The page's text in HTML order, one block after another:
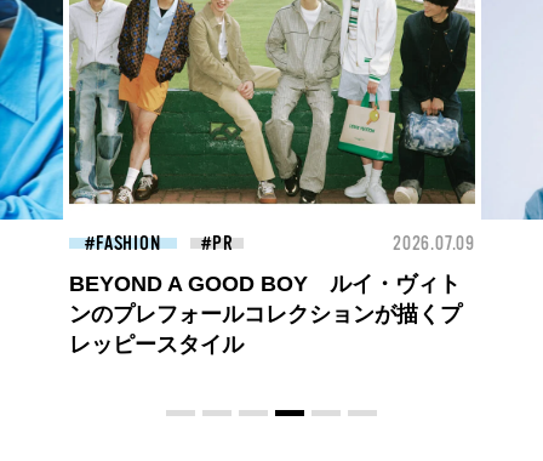
BEAUTY 2026.07.09
夏のパーマ、さらにあか抜け。N.（エヌ
ドット）のスタイリングアイテムで作る
旬ヘアのテクニックを、人気３サロンに